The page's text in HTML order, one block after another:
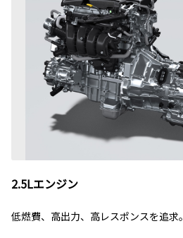
2.5Lエンジン
低燃費、高出力、高レスポンスを追求。